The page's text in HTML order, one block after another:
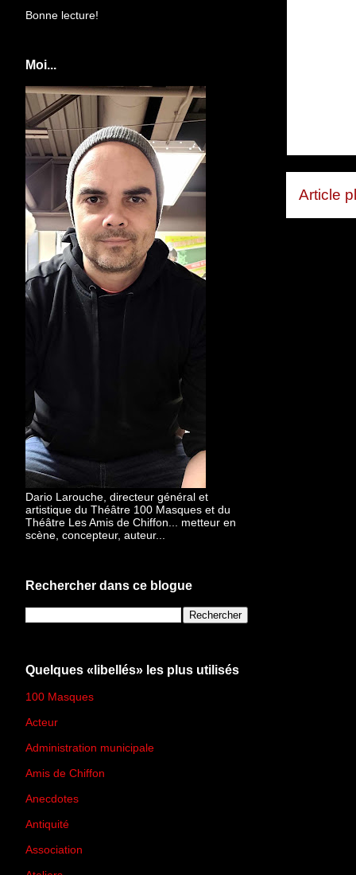
Article
Bonne lecture!
Moi...
Dario Larouche, directeur général et
artistique du Théâtre 100 Masques et du
Théâtre Les Amis de Chiffon... metteur en
scène, concepteur, auteur...
Rechercher dans ce blogue
Quelques «libellés» les plus utilisés
100 Masques
Acteur
Administration municipale
Amis de Chiffon
Anecdotes
Antiquité
Association